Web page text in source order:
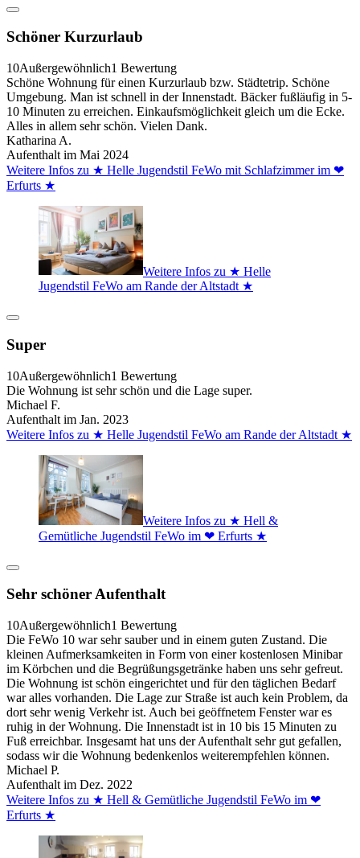
Schöner Kurzurlaub
10Außergewöhnlich1 Bewertung
Schöne Wohnung für einen Kurzurlaub bzw. Städtetrip. Schöne
Umgebung. Man ist schnell in der Innenstadt. Bäcker fußläufig in 5-
10 Minuten zu erreichen. Einkaufsmöglichkeit gleich um die Ecke.
Alles in allem sehr schön. Vielen Dank.
Katharina A.
Aufenthalt im Mai 2024
Weitere Infos zu ★ Helle Jugendstil FeWo mit Schlafzimmer im ❤
Erfurts ★
Weitere Infos zu ★ Helle
Jugendstil FeWo am Rande der Altstadt ★
Super
10Außergewöhnlich1 Bewertung
Die Wohnung ist sehr schön und die Lage super.
Michael F.
Aufenthalt im Jan. 2023
Weitere Infos zu ★ Helle Jugendstil FeWo am Rande der Altstadt ★
Weitere Infos zu ★ Hell &
Gemütliche Jugendstil FeWo im ❤ Erfurts ★
Sehr schöner Aufenthalt
10Außergewöhnlich1 Bewertung
Die FeWo 10 war sehr sauber und in einem guten Zustand. Die
kleinen Aufmerksamkeiten in Form von einer kostenlosen Minibar
im Körbchen und die Begrüßungsgetränke haben uns sehr gefreut.
Die Wohnung ist schön eingerichtet und für den täglichen Bedarf
war alles vorhanden. Die Lage zur Straße ist auch kein Problem, da
dort sehr wenig Verkehr ist. Auch bei geöffnetem Fenster war es
ruhig in der Wohnung. Die Innenstadt ist in 10 bis 15 Minuten zu
Fuß erreichbar. Insgesamt hat uns der Aufenthalt sehr gut gefallen,
sodass wir die Wohnung bedenkenlos weiterempfehlen können.
Michael P.
Aufenthalt im Dez. 2022
Weitere Infos zu ★ Hell & Gemütliche Jugendstil FeWo im ❤
Erfurts ★